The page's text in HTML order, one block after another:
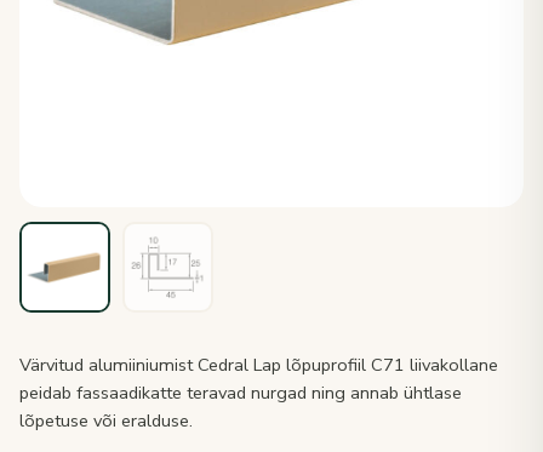
Värvitud alumiiniumist Cedral Lap lõpuprofiil C71 liivakollane
peidab fassaadikatte teravad nurgad ning annab ühtlase
lõpetuse või eralduse.